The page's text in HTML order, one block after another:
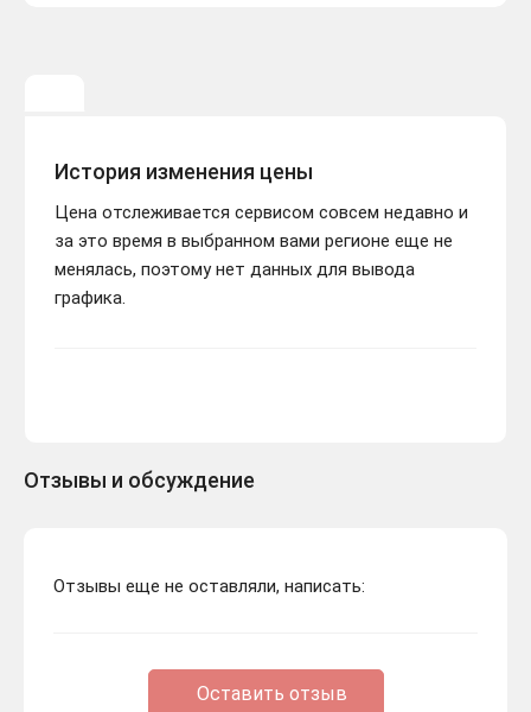
История изменения цены
Цена отслеживается сервисом совсем недавно и
за это время в выбранном вами регионе еще не
менялась, поэтому нет данных для вывода
графика.
Отзывы и обсуждение
Отзывы еще не оставляли, написать:
Оставить отзыв